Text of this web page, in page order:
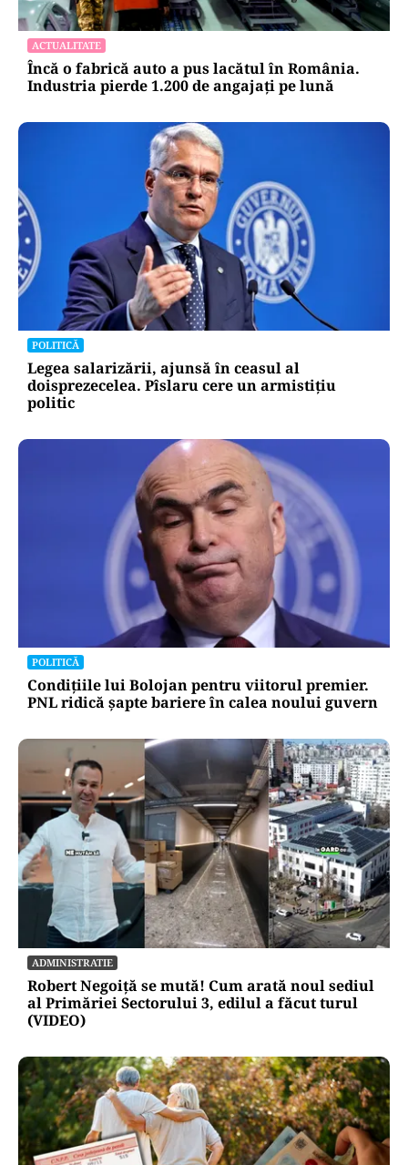
ACTUALITATE
Încă o fabrică auto a pus lacătul în România.
Industria pierde 1.200 de angajați pe lună
POLITICĂ
Legea salarizării, ajunsă în ceasul al
doisprezecelea. Pîslaru cere un armistițiu
politic
POLITICĂ
Condițiile lui Bolojan pentru viitorul premier.
PNL ridică șapte bariere în calea noului guvern
ADMINISTRATIE
Robert Negoiță se mută! Cum arată noul sediul
al Primăriei Sectorului 3, edilul a făcut turul
(VIDEO)